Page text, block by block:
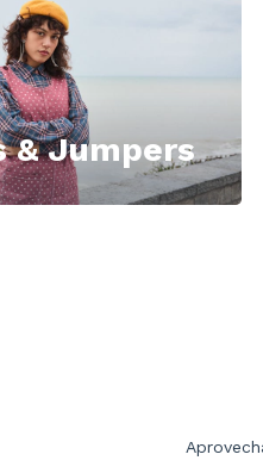
& Jumpers